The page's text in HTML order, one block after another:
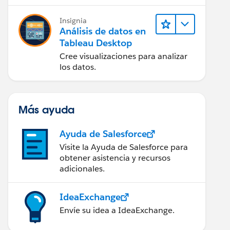
Insignia
Análisis de datos en
Tableau Desktop
Cree visualizaciones para analizar
los datos.
Más ayuda
Ayuda de Salesforce
Visite la Ayuda de Salesforce para
obtener asistencia y recursos
adicionales.
IdeaExchange
Envíe su idea a IdeaExchange.